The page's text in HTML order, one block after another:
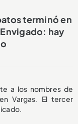
terminó en
hay
a los nombres de
Vargas. El tercer